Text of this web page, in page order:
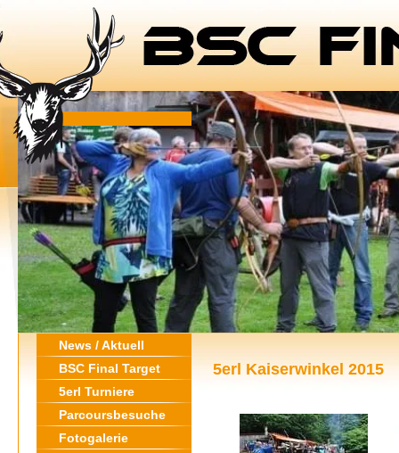
News / Aktuell
BSC Final Target
5erl Turniere
Parcoursbesuche
Fotogalerie
5erl Kaiserwinkel 2015